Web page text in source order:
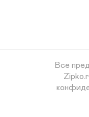
Все